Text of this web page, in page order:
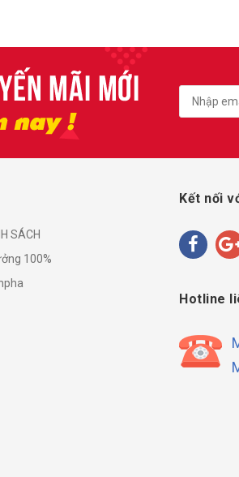
SÁCH
100%
Kết nối
Hotline